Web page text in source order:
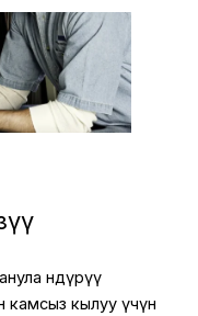
өндүрүү
камсыз кылуу үчүн